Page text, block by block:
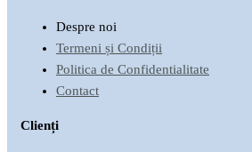
Despre noi
Termeni și Condiții
Politica de Confidentialitate
Contact
Clienți